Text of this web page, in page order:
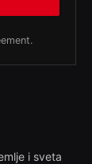
i sveta